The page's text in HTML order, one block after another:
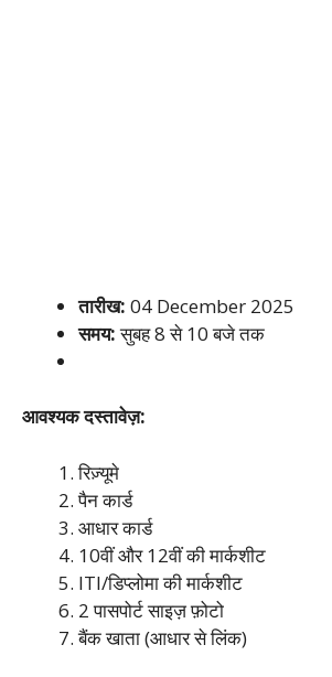
तारीख: 04 December 2025
समय:सुबह 8 से 10 बजे तक
आवश्यक दस्तावेज़:
रिज़्यूमे
पैन कार्ड
आधार कार्ड
10वीं और 12वीं की मार्कशीट
ITI/डिप्लोमा की मार्कशीट
2 पासपोर्ट साइज़ फ़ोटो
बैंक खाता (आधार से लिंक)